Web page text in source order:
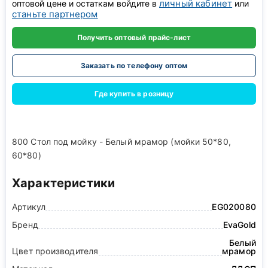
оптовой цене и остаткам войдите в личный кабинет или
станьте партнером
Получить оптовый прайс-лист
Заказать по телефону оптом
Где купить в розницу
800 Стол под мойку - Белый мрамор (мойки 50*80,
60*80)
Характеристики
Артикул
EG020080
Бренд
EvaGold
Цвет производителя
Белый
мрамор